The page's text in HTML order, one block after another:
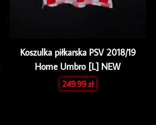
Koszulka piłkarska PSV 2018/19
Home Umbro [L] NEW
249.99zł